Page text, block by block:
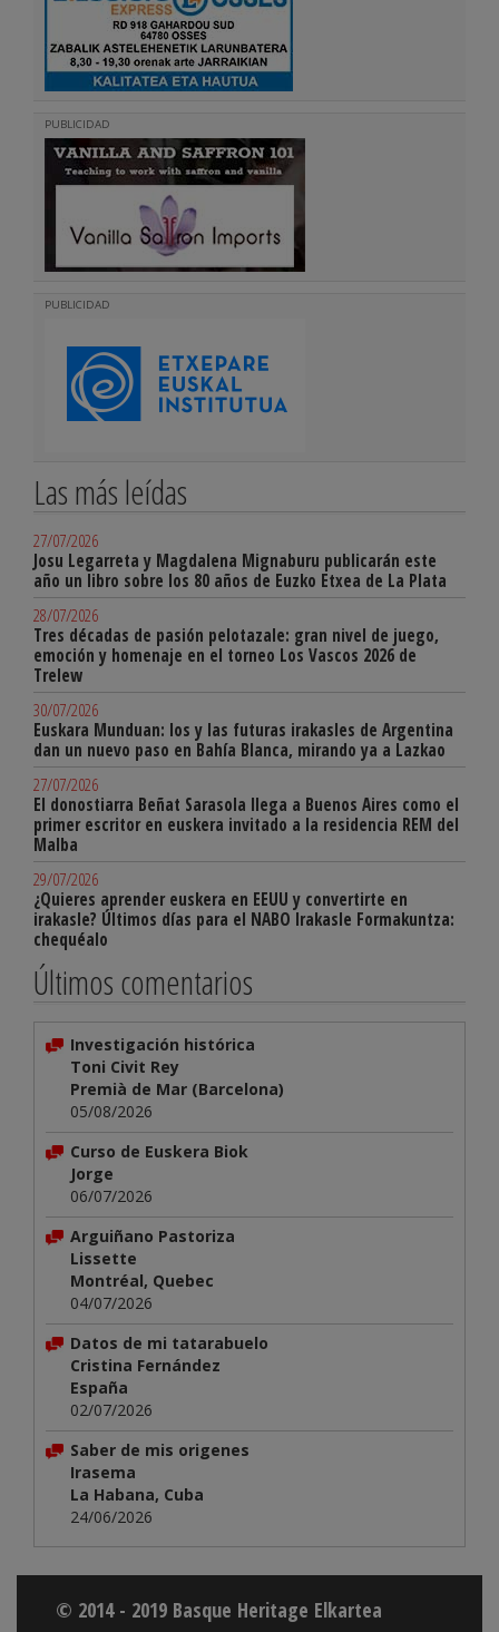
PUBLICIDAD
PUBLICIDAD
Las más leídas
27/07/2026
Josu Legarreta y Magdalena Mignaburu publicarán este
año un libro sobre los 80 años de Euzko Etxea de La Plata
28/07/2026
Tres décadas de pasión pelotazale: gran nivel de juego,
emoción y homenaje en el torneo Los Vascos 2026 de
Trelew
30/07/2026
Euskara Munduan: los y las futuras irakasles de Argentina
dan un nuevo paso en Bahía Blanca, mirando ya a Lazkao
27/07/2026
El donostiarra Beñat Sarasola llega a Buenos Aires como el
primer escritor en euskera invitado a la residencia REM del
Malba
29/07/2026
¿Quieres aprender euskera en EEUU y convertirte en
irakasle? Últimos días para el NABO Irakasle Formakuntza:
chequéalo
Últimos comentarios
Investigación histórica
Toni Civit Rey
Premià de Mar (Barcelona)
05/08/2026
Curso de Euskera Biok
Jorge
06/07/2026
Arguiñano Pastoriza
Lissette
Montréal, Quebec
04/07/2026
Datos de mi tatarabuelo
Cristina Fernández
España
02/07/2026
Saber de mis origenes
Irasema
La Habana, Cuba
24/06/2026
© 2014 - 2019 Basque Heritage Elkartea